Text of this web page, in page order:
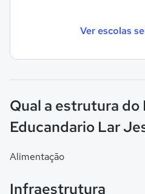
Ver escolas
Qual a estrutura do
Educandario Lar
Alimentação
Infraestrutura